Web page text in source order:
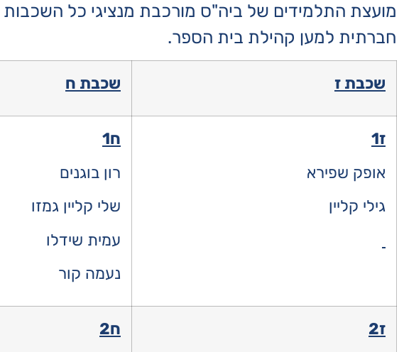
מועצת התלמידים של ביה"ס מורכבת מנציגי כל השכבות
חברתית למען קהילת בית הספר.
שכבת ז שכבת ח
ז1
אופק שפירא
גילי קליין
ח1
רון בוגנים
שלי קליין גמזו
עמית שידלו
נעמה קור
ז2
ח2